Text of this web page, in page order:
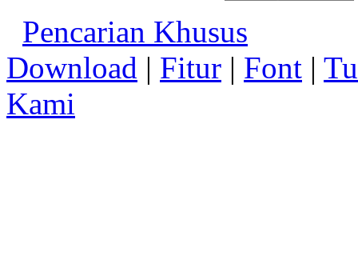
Pencarian Khusus
Download | Fitur | Font |
Kami